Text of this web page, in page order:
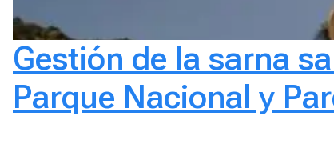
Gestión de la sarna
Parque Nacional y